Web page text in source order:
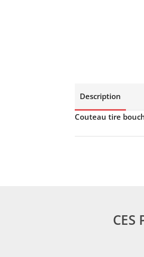
Description
Couteau tire
CES